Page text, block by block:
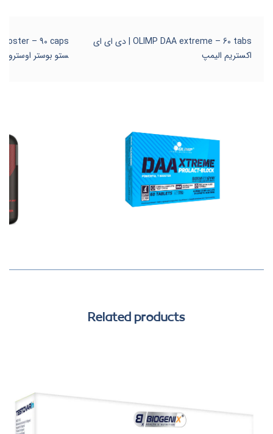
OLIMP DAA extreme – 60 tabs | دی ای ای
اکستریم الیمپ
ستو بوستر
Related products